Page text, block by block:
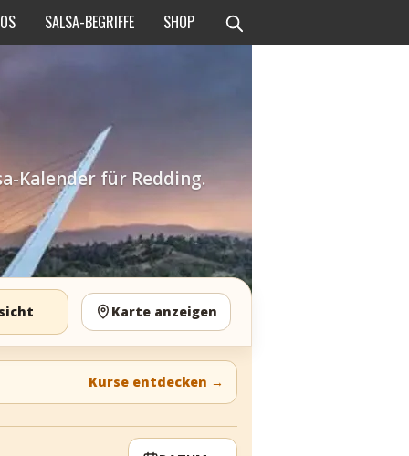
SALSA-BEGRIFFE SHOP
Kalender für Redding.
Karte anzeigen
Kurse entdecken →